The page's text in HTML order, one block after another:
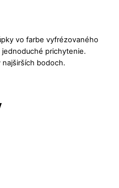
vo farbe vyfrézovaného
prichytenie.
najširších bodoch.